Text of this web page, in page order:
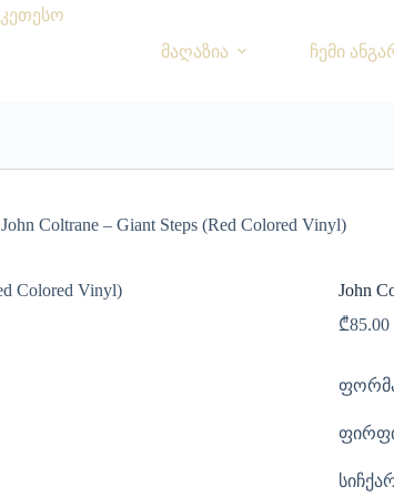
მაღაზია ჩემი
John Coltrane – Giant Steps (Red Colored Vinyl)
John
₾85.00